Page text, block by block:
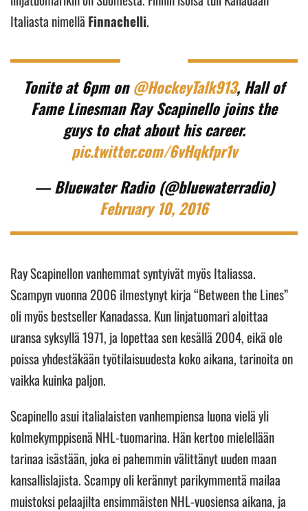
Italiasta nimellä Finnachelli.
Tonite at 6pm on@HockeyTalk913, Hall of
Fame Linesman Ray Scapinello joins the
guys to chat about his career.
pic.twitter.com/6vHqkfpr1v
— Bluewater Radio (@bluewaterradio)
February 10, 2016
Ray Scapinellon vanhemmat syntyivät myös Italiassa.
Scampyn vuonna 2006 ilmestynyt kirja “Between the Lines”
oli myös bestseller Kanadassa. Kun linjatuomari aloittaa
uransa syksyllä 1971, ja lopettaa sen kesällä 2004, eikä ole
poissa yhdestäkään työtilaisuudesta koko aikana, tarinoita on
vaikka kuinka paljon.
Scapinello asui italialaisten vanhempiensa luona vielä yli
kolmekymppisenä NHL-tuomarina. Hän kertoo mielellään
tarinaa isästään, joka ei pahemmin välittänyt uuden maan
kansallislajista. Scampy oli kerännyt parikymmentä mailaa
muistoksi pelaajilta ensimmäisten NHL-vuosiensa aikana, ja